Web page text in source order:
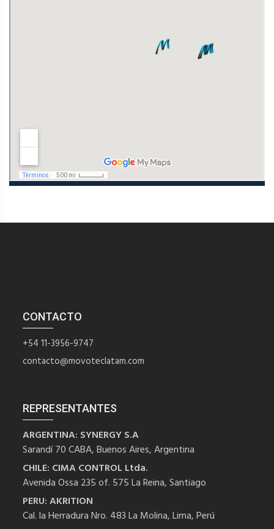
CONTACTO
+54 11-3956-9747
contacto@movoteclatam.com
REPRESENTANTES
ARGENTINA: SYNERGY S.A
Sarandí 70 CABA, Buenos Aires, Argentina
CHILE: CIMA CONTROL Ltda.
Avenida Ossa 235 of. 575 La Reina, Santiago
PERU: AKRITION
Cal. la Herradura Nro. 483 La Molina, Lima, Perú